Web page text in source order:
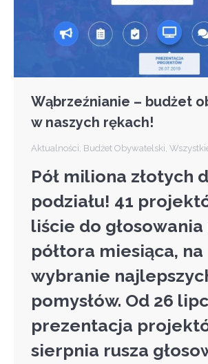
Wąbrzeźnianie – budżet
w naszych rękach!
Aktualności, Budżet Obywatelski,
Pół miliona złotych
podziału! 41
liście do głosowania
półtora miesiąca, na
wybranie
pomysłów. Od 26
prezentacja
sierpnia rusza